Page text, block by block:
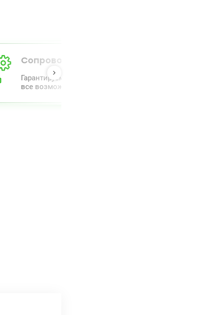
Сопровождение от А до Я
Гарантируем полный комлпекс сопровождения и
все возможное для облегчения процесса.